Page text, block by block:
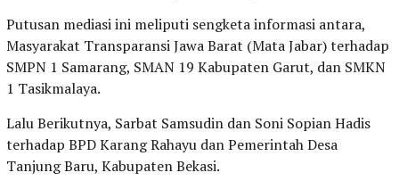
Putusan mediasi ini meliputi sengketa informasi antara,
Masyarakat Transparansi Jawa Barat (Mata Jabar) terhadap
SMPN 1 Samarang, SMAN 19 Kabupaten Garut, dan SMKN
1 Tasikmalaya.
Lalu Berikutnya, Sarbat Samsudin dan Soni Sopian Hadis
terhadap BPD Karang Rahayu dan Pemerintah Desa
Tanjung Baru, Kabupaten Bekasi.